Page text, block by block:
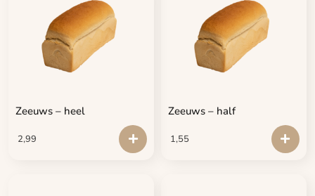
Zeeuws – heel
2,99
Zeeuws – half
1,55